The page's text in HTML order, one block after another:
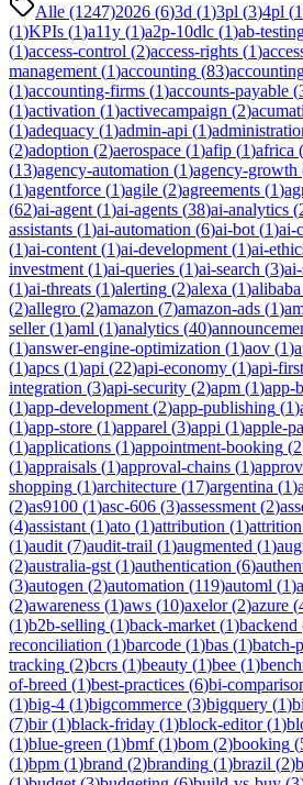
Alle (1247)2026 (6)3d (1)3pl (3)4pl (1
(1)KPIs (1)a11y (1)a2p-10dlc (1)ab-
(1)access-control (2)access-rights (1)
management (1)accounting (83)
(1)accounting-firms (1)accounts-payable (
(1)activation (1)activecampaign (2)
(1)adequacy (1)admin-api (1)
(2)adoption (2)aerospace (1)afip (1)africa (
(13)agency-automation (1)agency-growth
(1)agentforce (1)agile (2)agreements (1)
(62)ai-agent (1)ai-agents (38)ai-analytics (
assistants (1)ai-automation (6)ai-bot (1)ai-
(1)ai-content (1)ai-development (1)ai-
investment (1)ai-queries (1)ai-search (3)
(1)ai-threats (1)alerting (2)alexa (1)alibaba
(2)allegro (2)amazon (7)amazon-ads (1)
seller(1)aml (1)analytics (40)
(1)answer-engine-optimization (1)aov (1)
(1)apcs (1)api (22)api-economy (1)api-first
integration (3)api-security (2)apm (1)app-
(1)app-development (2)app-publishing (1)
(1)app-store (1)apparel (3)appi (1)apple-
(1)applications (1)appointment-booking (2
(1)appraisals (1)approval-chains (1)
shopping (1)architecture (17)argentina (1)
(2)as9100 (1)asc-606 (3)assessment (2)
(4)assistant (1)ato (1)attribution (1)attrition
(1)audit (7)audit-trail (1)augmented (1)
(2)australia-gst (1)authentication (6)
(3)autogen (2)automation (119)automl (1)
(2)awareness (1)aws (10)axelor(2)azure (
(1)b2b-selling (1)back-market (1)backend
reconciliation (1)barcode (1)bas (1)batch-
tracking (2)bcrs (1)beauty (1)bee (1)
of-breed (1)best-practices (6)bi-
(1)big-4 (1)bigcommerce (3)bigquery (1)
(7)bir(1)black-friday (1)block-editor(1)
(1)blue-green (1)bmf(1)bom (2)booking (
(1)bpm (1)brand (2)branding (1)brazil (2)